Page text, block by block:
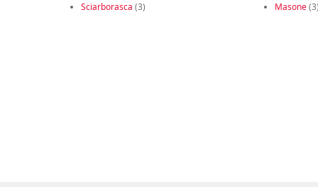
Sciarborasca (3) Masone(3)